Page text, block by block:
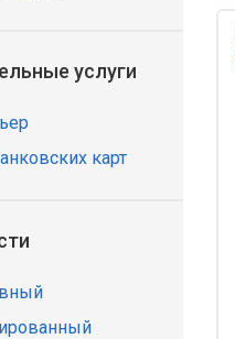
услуги
карт